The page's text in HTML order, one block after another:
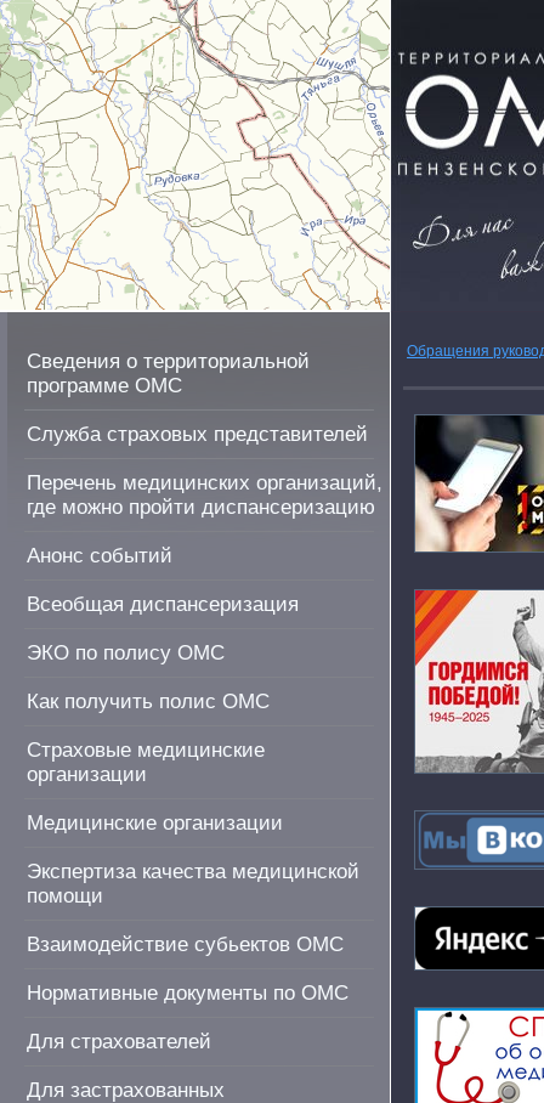
Сведения о территориальной
программе ОМС
Служба страховых представителей
Перечень медицинских организаций,
где можно пройти диспансеризацию
Анонс событий
Всеобщая диспансеризация
ЭКО по полису ОМС
Как получить полис ОМС
Страховые медицинские
организации
Медицинские организации
Экспертиза качества медицинской
помощи
Взаимодействие субьектов ОМС
Нормативные документы по ОМС
Для страхователей
Для застрахованных
Обращения